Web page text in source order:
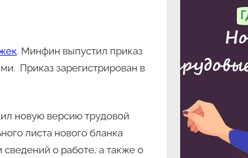
. Минфин выпустил приказ
Приказ зарегистрирован в
новую версию трудовой
листа нового бланка
о работе, а также о